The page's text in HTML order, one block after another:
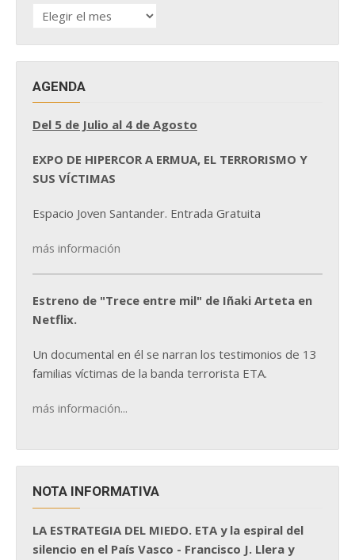
HISTÓRICO
DE
AGENDA
Del 5 de Julio al 4 de Agosto
EXPO DE HIPERCOR A ERMUA, EL TERRORISMO Y
SUS VÍCTIMAS
Espacio Joven Santander. Entrada Gratuita
más información
Estreno de "Trece entre mil" de Iñaki Arteta en
Netflix.
Un documental en él se narran los testimonios de 13
familias víctimas de la banda terrorista ETA.
más información...
NOTA INFORMATIVA
LA ESTRATEGIA DEL MIEDO. ETA y la espiral del
silencio en el País Vasco - Francisco J. Llera y